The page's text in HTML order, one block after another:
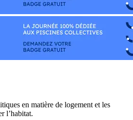
en matière de logement et les
l’habitat.